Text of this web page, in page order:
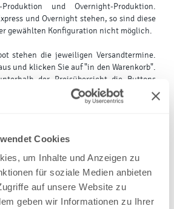
Cookies
um Inhalte und Anzeigen zu
für soziale Medien anbieten
auf unsere Website zu
geben wir Informationen zu Ihrer
Produktion und Overnight-Produktion.
und Overnight stehen, so sind diese
gewählten Konfiguration nicht möglich.
stehen die jeweiligen Versandtermine.
und klicken Sie auf "in den Warenkorb".
der Preisübersicht die Buttons
drucken.